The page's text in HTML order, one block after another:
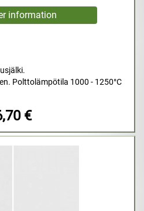
Polttolämpötila 1000 - 1250°C
€